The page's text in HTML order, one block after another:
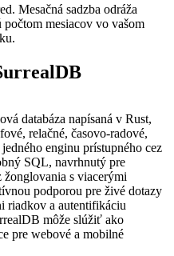
Mesačná sadzba odráža
mesiacov vo vašom
databáza napísaná v Rust,
relačné, časovo-radové,
enginu prístupného cez
SQL, navrhnutý pre
s viacerými
podporou pre živé dotazy
riadkov a autentifikáciu
môže slúžiť ako
pre webové a mobilné